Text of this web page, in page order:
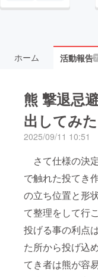
ホーム 活動報告7
熊 撃退忌
出してみ
2025/09/11 10:51
さて仕様の決
で触れた投てき
の立ち位置と形
て整理をして行
投げる事の利点
た所から投げ込
てき者は熊が容